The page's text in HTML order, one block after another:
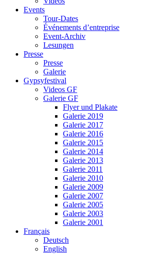
Events
Tour-Dates
Événements d’entreprise
Event-Archiv
Lesungen
Presse
Presse
Galerie
Gypsyfestival
Videos GF
Galerie GF
Flyer und Plakate
Galerie 2019
Galerie 2017
Galerie 2016
Galerie 2015
Galerie 2014
Galerie 2013
Galerie 2011
Galerie 2010
Galerie 2009
Galerie 2007
Galerie 2005
Galerie 2003
Galerie 2001
Français
Deutsch
English